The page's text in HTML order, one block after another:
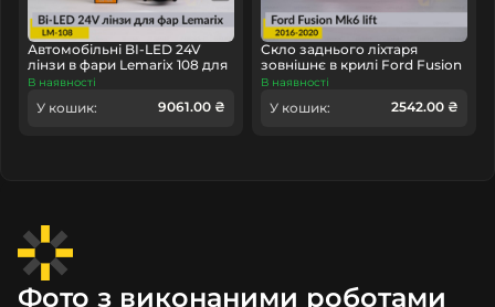
Автомобільні BI-LED 24V
лінзи в фари Lemarix 108 для
вантажних авто
В наявності
У кошик: 9061.00 ₴
Скло заднього ліхтаря
зовнішнє в крилі Ford Fusion
Mk6 (2016-2020) рест праве
В наявності
У кошик: 2542.00 ₴
Фото з виконаними роботами